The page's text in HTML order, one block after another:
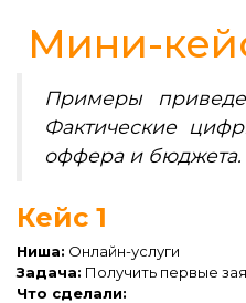
Мини-
Примеры
Фактические
оффера и бюджета.
Кейс 1
Ниша: Онлайн-услуги
Задача: Получить первые
Что сделали: